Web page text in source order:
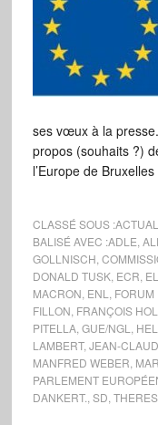
ses vœux à la
propos (souhaits ?)
l’Europe de
CLASSÉ SOUS :
BALISÉ AVEC :ADLE
GOLLNISCH
DONALD TUSK, ECR
MACRON ENL FORUM
FILLON FRANÇOIS
PITELLA, GUE/NGL
LAMBERT, JEAN-
MANFRED WEBER
PARLEMENT
DANKERT. SD